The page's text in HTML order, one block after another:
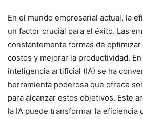
En el mundo empresarial actual, la
un factor crucial para el éxito. Las
constantemente formas de
costos y mejorar la productividad.
inteligencia artificial (IA) se ha
herramienta poderosa que ofrece
para alcanzar estos objetivos. Este
la IA puede transformar la eficiencia